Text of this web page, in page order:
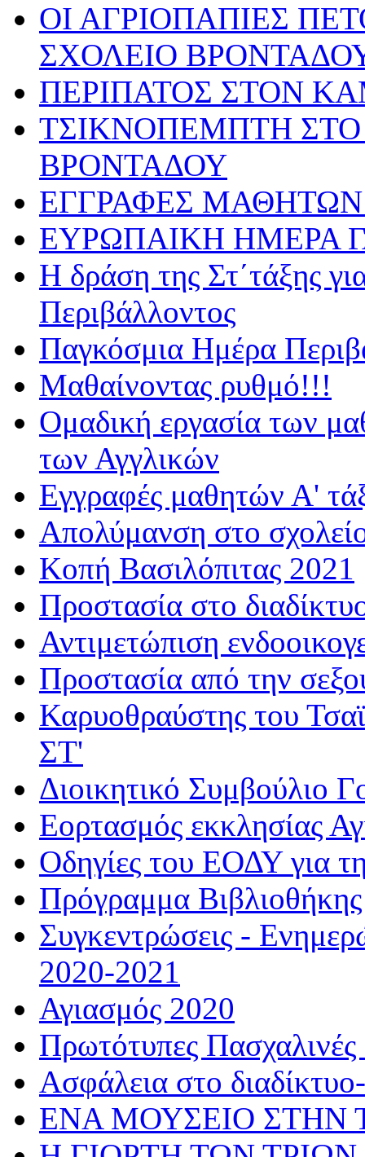
ΟΙ ΑΓΡΙΟΠΑΠΙΕΣ
ΣΧΟΛΕΙΟ
ΠΕΡΙΠΑΤΟΣ ΣΤΟΝ
ΤΣΙΚΝΟΠΕΜΠΤΗ ΣΤΟ
ΒΡΟΝΤΑΔΟΥ
ΕΓΓΡΑΦΕΣ ΜΑΘΗΤΩΝ
ΕΥΡΩΠΑΙΚΗ ΗΜΕΡΑ
Η δράση της Στ΄τάξης
Περιβάλλοντος
Παγκόσμια Ημέρα
Μαθαίνοντας ρυθμό!!!
Ομαδική εργασία των
των Αγγλικών
Εγγραφές μαθητών Α'
Απολύμανση στο
Κοπή Βασιλόπιτας 2021
Προστασία στο
Αντιμετώπιση
Προστασία από την
Καρυοθραύστης του
ΣΤ'
Διοικητικό Συμβούλιο
Εορτασμός εκκλησίας
Οδηγίες του ΕΟΔΥ για
Πρόγραμμα
Συγκεντρώσεις -
2020-2021
Αγιασμός 2020
Πρωτότυπες Πασχαλινές
Ασφάλεια στο
ΕΝΑ ΜΟΥΣΕΙΟ ΣΤΗΝ